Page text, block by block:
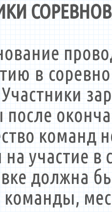
в
команд
на участие
должна
команды,